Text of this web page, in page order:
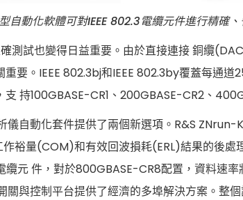
動化軟體可對IEEE 802.3電纜元件進行精確、
測試也變得日益重要。由於直接連接 銅纜
要。IEEE 802.3bj和IEEE 802.3by覆蓋每通
持100GBASE-CR1、200GBASE-CR2、
自動化套件提供了兩個新選項。R&S
裕量(COM)和有效回波損耗(ERL)結果的後
元 件，對於800GBASE-CR8配置，資料速
關與控制平台提供了經濟的多埠解決方案。整